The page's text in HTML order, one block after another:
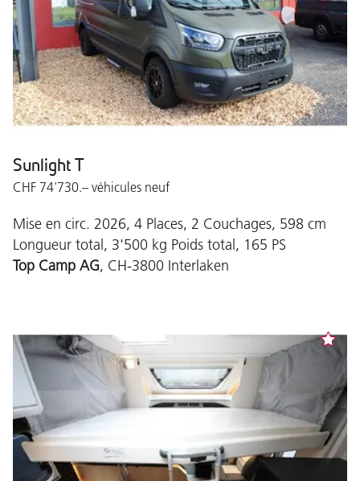
Sunlight T
CHF 74'730.– véhicules neuf
Mise en circ. 2026, 4 Places, 2 Couchages, 598 cm
Longueur total, 3'500 kg Poids total, 165 PS
Top Camp AG, CH-3800 Interlaken